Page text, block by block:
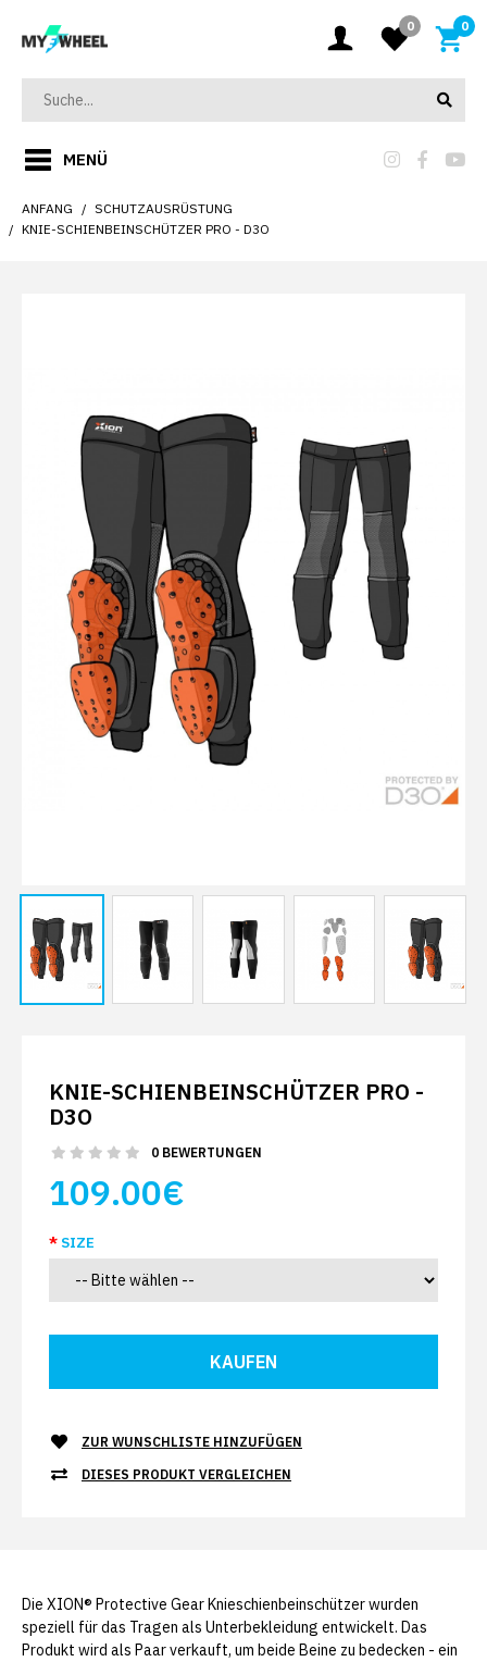
0 0
MENÜ
ANFANG
SCHUTZAUSRÜSTUNG
KNIE-SCHIENBEINSCHÜTZER PRO - D3O
KNIE-SCHIENBEINSCHÜTZER PRO -
D3O
0 BEWERTUNGEN
109.00€
SIZE
ZUR WUNSCHLISTE HINZUFÜGEN
DIESES PRODUKT VERGLEICHEN
Die XION® Protective Gear Knieschienbeinschützer wurden
speziell für das Tragen als Unterbekleidung entwickelt. Das
Produkt wird als Paar verkauft, um beide Beine zu bedecken - ein